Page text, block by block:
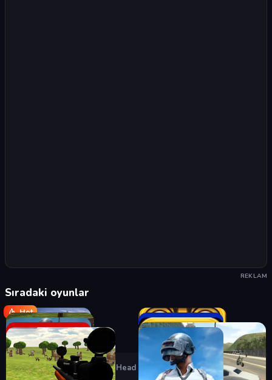
REKLAM
Sıradaki oyunlar
Hot
Oyunlar›3D Oyunlar Siren Head